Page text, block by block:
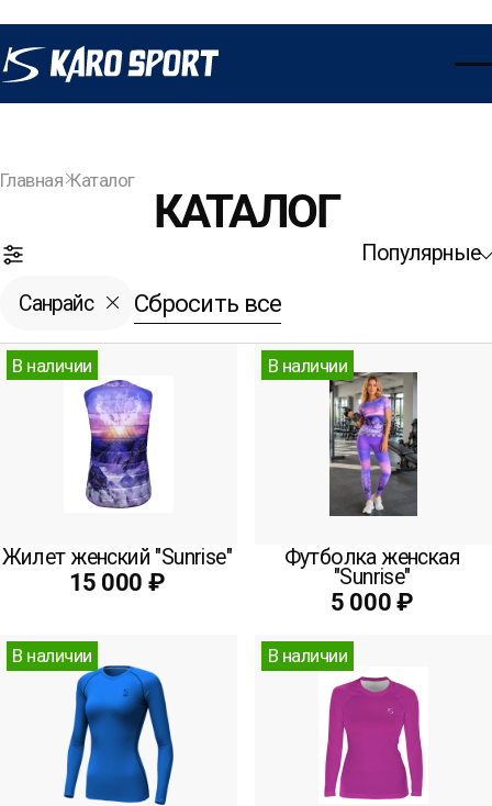
Главная Каталог
КАТАЛОГ
Санрайс Сбросить все
Открыть фильтры
Популярные
В наличии
Жилет женский "Sunrise"
15 000 ₽
В наличии
Футболка женская
"Sunrise"
5 000 ₽
В наличии В наличии